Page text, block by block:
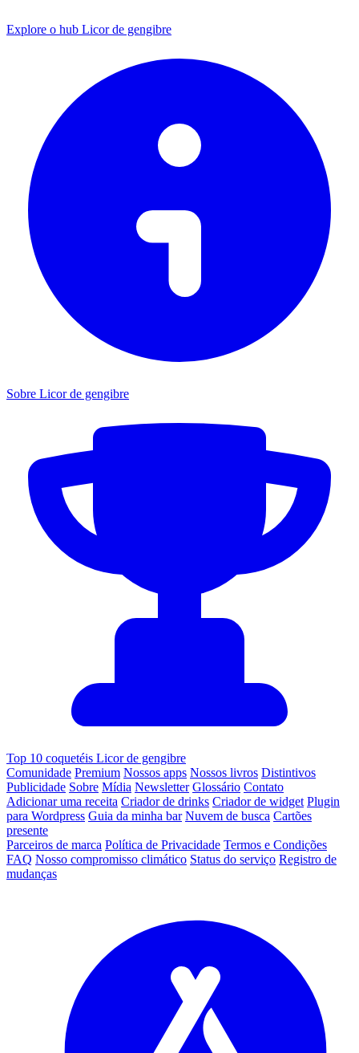
Explore o hub Licor de gengibre
Sobre Licor de gengibre
Top 10 coquetéis Licor de gengibre
Comunidade Premium Nossos apps Nossos livros Distintivos
Publicidade Sobre Mídia Newsletter Glossário Contato
Adicionar uma receita Criador de drinks Criador de widget Plugin
para Wordpress Guia da minha bar Nuvem de busca Cartões
presente
Parceiros de marca Política de Privacidade Termos e Condições
FAQ Nosso compromisso climático Status do serviço Registro de
mudanças